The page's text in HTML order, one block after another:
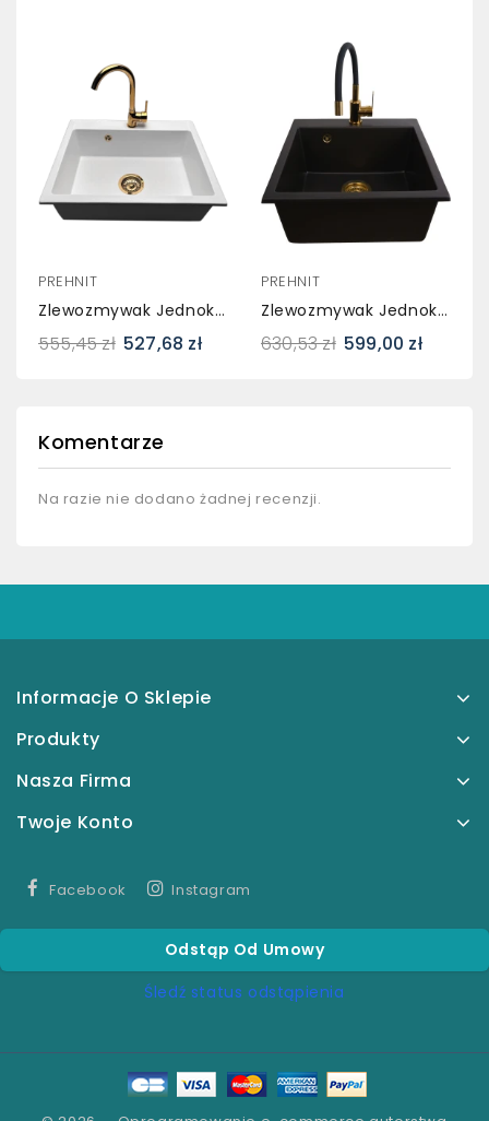
PREHNIT
Zlewozmywak Jednokomorowy ELAN Biały + Bateria BETA Złota
555,45 zł 527,68 zł
PREHNIT
Zlewozmywak Jednokomorowy FORTINA Złoty Metalik + Bateria Flex Złota
630,53 zł 599,00 zł
Komentarze
Na razie nie dodano żadnej recenzji.
Informacje O Sklepie
Produkty
Nasza Firma
Twoje Konto
Facebook Instagram
Odstąp Od Umowy
Śledź status odstąpienia